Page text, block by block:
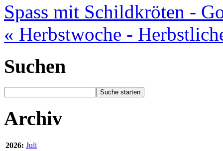
Spass mit Schildkröten -
« Herbstwoche -
Suchen
Archiv
2026: Juli